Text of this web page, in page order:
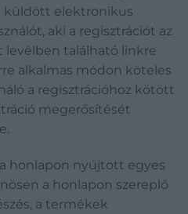
küldött elektronikus
aki a regisztrációt az
található linkre
alkalmas módon köteles
a regisztrációhoz kötött
megerősítését
honlapon nyújtott egyes
a honlapon szereplő
a termékek